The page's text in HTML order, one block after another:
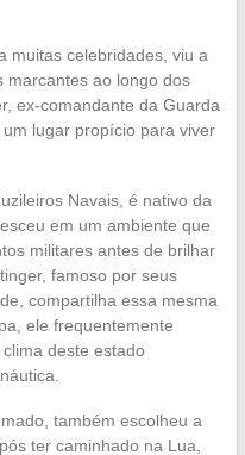
muitas celebridades, viu a
marcantes ao longo dos
ex-comandante da Guarda
lugar propício para viver
Navais, é nativo da
em um ambiente que
militares antes de brilhar
famoso por seus
compartilha essa mesma
ele frequentemente
deste estado
também escolheu a
ter caminhado na Lua,